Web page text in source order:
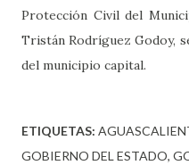
Protección Civil del
Tristán Rodríguez Godoy,
del municipio capital.
ETIQUETAS:
GOBIERNO DEL ESTADO